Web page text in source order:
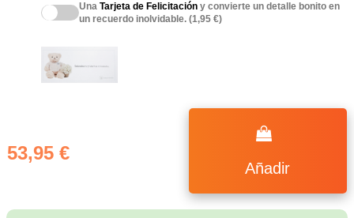
Una Tarjeta de Felicitacióny convierte un detalle bonito en
un recuerdo inolvidable. (1,95 €)
53,95 €
Añadir